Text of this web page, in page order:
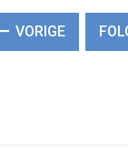
VORIGE